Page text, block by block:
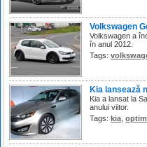
Volkswagen
Volkswagen a
în anul 2012.
Tags:
Kia lansează
Kia a lansat la
anului viitor.
Tags: kia